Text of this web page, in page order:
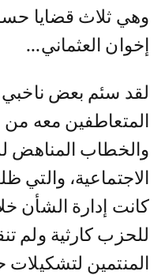
وهي ثلاث قضايا
إخوان العثماني...
لقد سئم بعض ناخبي
المتعاطفين معه
والخطاب المناهض
الاجتماعية،
كانت إدارة الشأن
للحزب كارثية ولم
المنتمين